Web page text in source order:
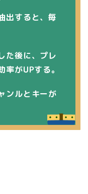
出すると、毎
た後に、プレ
がUPする。
ンルとキーが